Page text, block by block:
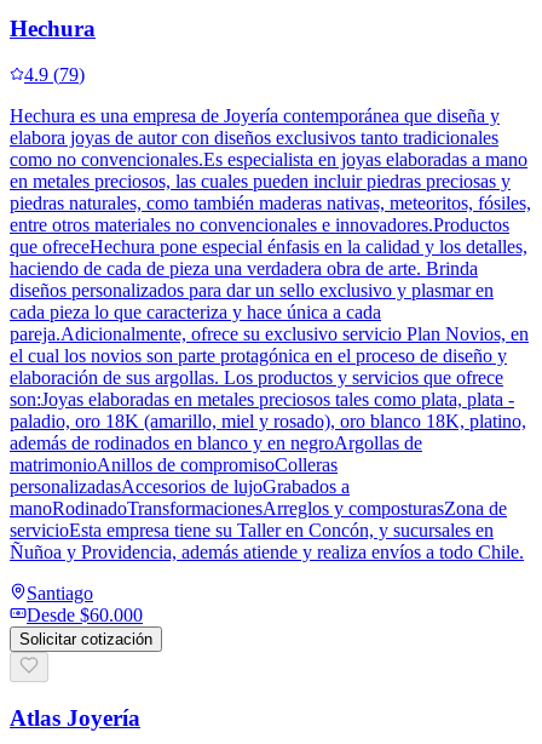
Hechura
4.9 (79)
Hechura es una empresa de Joyería contemporánea que diseña y
elabora joyas de autor con diseños exclusivos tanto tradicionales
como no convencionales.Es especialista en joyas elaboradas a mano
en metales preciosos, las cuales pueden incluir piedras preciosas y
piedras naturales, como también maderas nativas, meteoritos, fósiles,
entre otros materiales no convencionales e innovadores.Productos
que ofreceHechura pone especial énfasis en la calidad y los detalles,
haciendo de cada de pieza una verdadera obra de arte. Brinda
diseños personalizados para dar un sello exclusivo y plasmar en
cada pieza lo que caracteriza y hace única a cada
pareja.Adicionalmente, ofrece su exclusivo servicio Plan Novios, en
el cual los novios son parte protagónica en el proceso de diseño y
elaboración de sus argollas. Los productos y servicios que ofrece
son:Joyas elaboradas en metales preciosos tales como plata, plata -
paladio, oro 18K (amarillo, miel y rosado), oro blanco 18K, platino,
además de rodinados en blanco y en negroArgollas de
matrimonioAnillos de compromisoColleras
personalizadasAccesorios de lujoGrabados a
manoRodinadoTransformacionesArreglos y composturasZona de
servicioEsta empresa tiene su Taller en Concón, y sucursales en
Ñuñoa y Providencia, además atiende y realiza envíos a todo Chile.
Santiago
Desde $60.000
Solicitar cotización
Atlas Joyería